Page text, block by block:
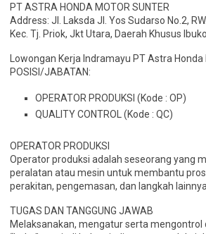
PT ASTRA HONDA MOTOR SUNTER
Address: Jl. Laksda Jl. Yos Sudarso No.2,
Kec. Tj. Priok, Jkt Utara, Daerah Khusus
Lowongan Kerja Indramayu PT Astra
POSISI/JABATAN:
OPERATOR PRODUKSI (Kode : OP)
QUALITY CONTROL (Kode : QC)
OPERATOR PRODUKSI
Operator produksi adalah seseorang yang
peralatan atau mesin untuk membantu
perakitan, pengemasan, dan langkah
TUGAS DAN TANGGUNG JAWAB
Melaksanakan, mengatur serta mengontrol